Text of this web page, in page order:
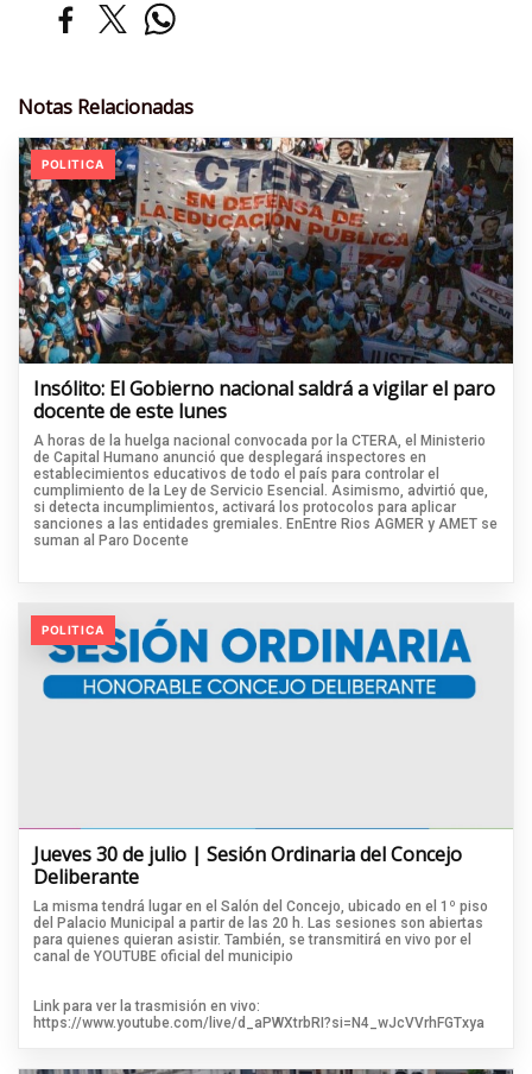
Notas Relacionadas
POLITICA
Insólito: El Gobierno nacional saldrá a vigilar el paro
docente de este lunes
A horas de la huelga nacional convocada por la CTERA, el Ministerio
de Capital Humano anunció que desplegará inspectores en
establecimientos educativos de todo el país para controlar el
cumplimiento de la Ley de Servicio Esencial. Asimismo, advirtió que,
si detecta incumplimientos, activará los protocolos para aplicar
sanciones a las entidades gremiales. EnEntre Rios AGMER y AMET se
suman al Paro Docente
POLITICA
Jueves 30 de julio | Sesión Ordinaria del Concejo
Deliberante
La misma tendrá lugar en el Salón del Concejo, ubicado en el 1º piso
del Palacio Municipal a partir de las 20 h. Las sesiones son abiertas
para quienes quieran asistir. También, se transmitirá en vivo por el
canal de YOUTUBE oficial del municipio
Link para ver la trasmisión en vivo:
https://www.youtube.com/live/d_aPWXtrbRI?si=N4_wJcVVrhFGTxya